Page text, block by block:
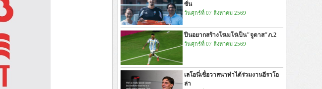
ซั่น
วันศุกร์ที่ 07 สิงหาคม 2569
ปืนอยากสร้างโรเมโร่เป็น"จูดาส"ภ.2
วันศุกร์ที่ 07 สิงหาคม 2569
เลโอนี่เชื่อวาสนาทำได้ร่วมงานอีราโอ
ล่า